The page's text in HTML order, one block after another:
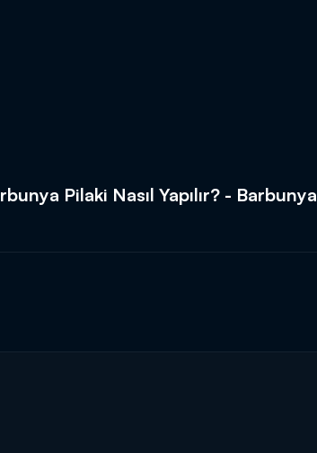
Pilaki Nasıl Yapılır? - Barbunya